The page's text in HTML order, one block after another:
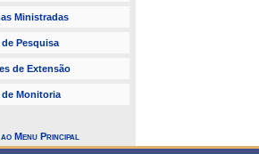
Ministradas
Pesquisa
de Extensão
Monitoria
Menu Principal